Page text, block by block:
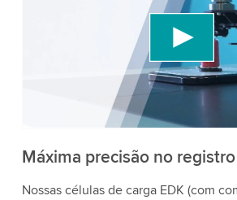
Utilizamos um serviço de terceiros
conteúdo de vídeo que pode
sua atividade. Por favor, reveja os
aceite o serviço para assistir a
Mais informações
Máxima precisão no
Nossas células de carga EDK (com